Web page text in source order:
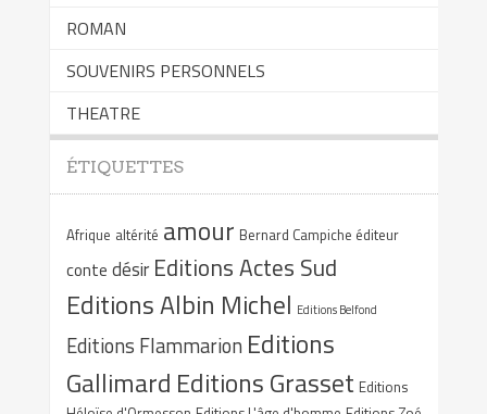
ROMAN
SOUVENIRS PERSONNELS
THEATRE
ÉTIQUETTES
Afrique altérité amour Bernard Campiche éditeur
conte désir Editions Actes Sud
Editions Albin Michel Editions Belfond
Editions Flammarion Editions
Gallimard Editions Grasset Editions